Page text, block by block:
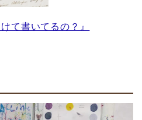
て書いてるの？』